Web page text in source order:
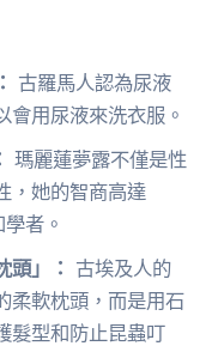
古羅馬人認為尿液
會用尿液來洗衣服。
瑪麗蓮夢露不僅是性
，她的智商高達
者。
頭」：
古埃及人的
柔軟枕頭，而是用石
髮型和防止昆蟲叮